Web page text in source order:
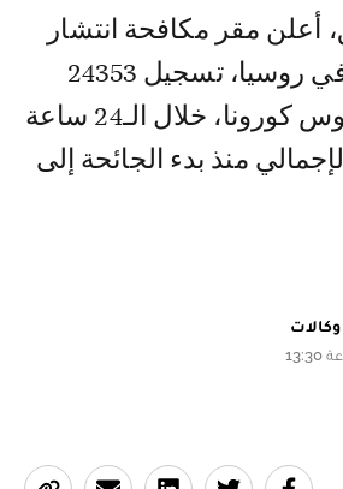
مقر مكافحة انتشار
فيروس كورونا في روسيا، تسجيل 24353
حالة إصابة بفيروس كورونا، خلال الـ24 ساعة
منذ بدء الجائحة إلى